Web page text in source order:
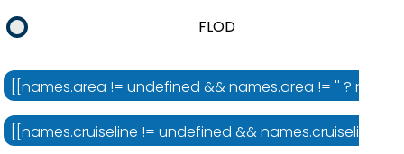
FLOD
[[names.area != undefined && names.area != '' ?
[[names.cruiseline != undefined && names.cruiseline !=